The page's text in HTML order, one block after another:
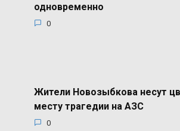
одновременно
0
Жители Новозыбкова несут
месту трагедии на АЗС
0